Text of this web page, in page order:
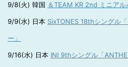
9/8(火) 韓国 ＆TEAM KR 2nd ミニア
9/9(水) 日本 SixTONES 18thシングル
ー」
9/16(水) 日本 INI 9thシングル「